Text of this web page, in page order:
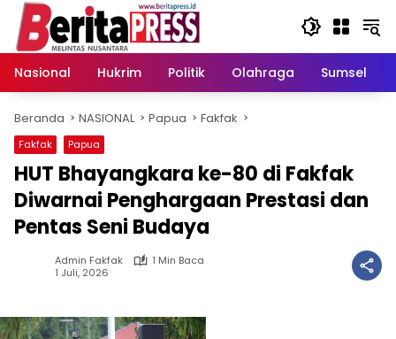
Langsung
konten
Nasional
Hukrim Politik Olahraga Sumsel
Beranda NASIONAL Papua Fakfak
Fakfak Papua
HUT Bhayangkara ke-80 di Fakfak
Diwarnai Penghargaan Prestasi dan
Pentas Seni Budaya
Admin Fakfak
1 Min Baca
1 Juli, 2026